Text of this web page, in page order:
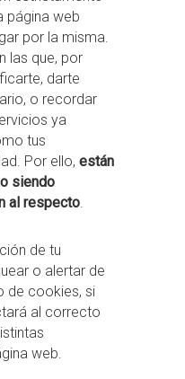
página web
por la misma.
las que, por
darte
o recordar
ya
tus
Por ello, están
siendo
al respecto.
de tu
o alertar de
de cookies, si
al correcto
web.